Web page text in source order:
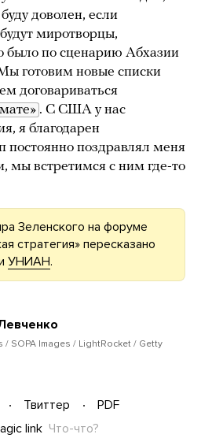
доволен, если
миротворцы,
было по сценарию Абхазии
готовим новые списки
договариваться
. С США у нас
я благодарен
постоянно поздравлял меня
мы встретимся с ним где-то
Зеленского на форуме
стратегия» пересказано
УНИАН.
SOPA Images / LightRocket / Getty
Твиттер
PDF
link Что-что?